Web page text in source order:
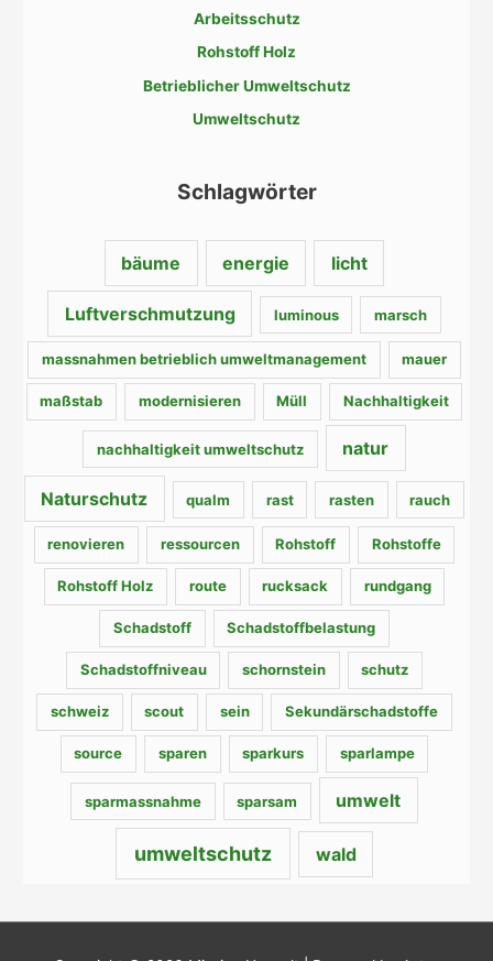
Arbeitsschutz
Rohstoff Holz
Betrieblicher Umweltschutz
Umweltschutz
Schlagwörter
bäume energie licht
Luftverschmutzung luminous marsch
massnahmen betrieblich umweltmanagement mauer
maßstab modernisieren Müll Nachhaltigkeit
nachhaltigkeit umweltschutz natur
Naturschutz qualm rast rasten rauch
renovieren ressourcen Rohstoff Rohstoffe
Rohstoff Holz route rucksack rundgang
Schadstoff Schadstoffbelastung
Schadstoffniveau schornstein schutz
schweiz scout sein Sekundärschadstoffe
source sparen sparkurs sparlampe
sparmassnahme sparsam umwelt
umweltschutz wald